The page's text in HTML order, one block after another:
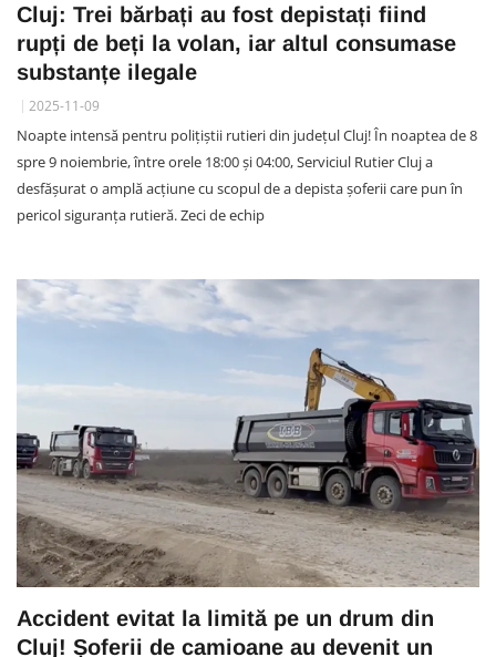
Cluj: Trei bărbați au fost depistați fiind
rupți de beți la volan, iar altul consumase
substanțe ilegale
2025-11-09
Noapte intensă pentru polițiștii rutieri din județul Cluj! În noaptea de 8
spre 9 noiembrie, între orele 18:00 și 04:00, Serviciul Rutier Cluj a
desfășurat o amplă acțiune cu scopul de a depista șoferii care pun în
pericol siguranța rutieră. Zeci de echip
Accident evitat la limită pe un drum din
Cluj! Șoferii de camioane au devenit un